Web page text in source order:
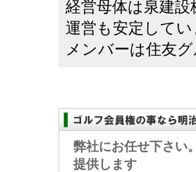
経営母体は泉建
運営も安定して
メンバーは住友
弊社にお任せ下さい
提供します